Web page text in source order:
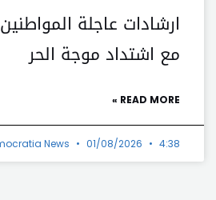
ارشادات عاجلة
مع اشتداد موجة الحر
READ MORE »
News 01/08/2026 4:38 م